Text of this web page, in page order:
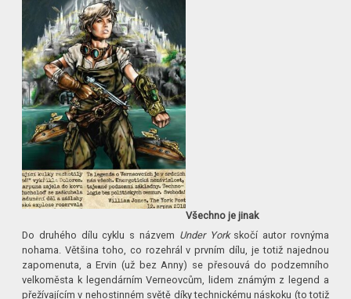
Všechno je jinak
Do druhého dílu cyklu s názvem Under York skočí autor rovnýma
nohama. Většina toho, co rozehrál v prvním dílu, je totiž najednou
zapomenuta, a Ervin (už bez Anny) se přesouvá do podzemního
velkoměsta k legendárním Verneovcům, lidem známým z legend a
přežívajícím v nehostinném světě díky technickému náskoku (to totiž